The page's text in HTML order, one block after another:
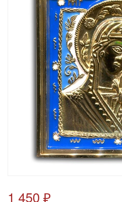
1 450 ₽